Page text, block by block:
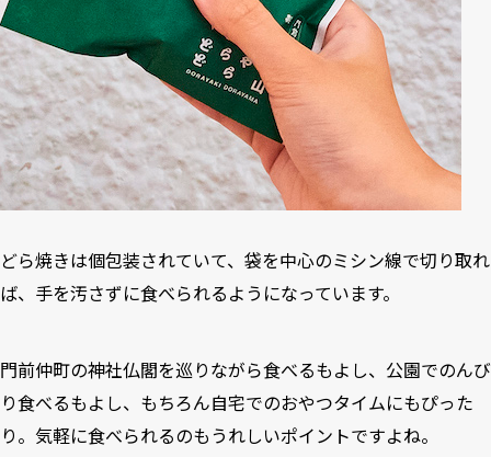
どら焼きは個包装されていて、袋を中心のミシン線で切り取れ
ば、手を汚さずに食べられるようになっています。
門前仲町の神社仏閣を巡りながら食べるもよし、公園でのんび
り食べるもよし、もちろん自宅でのおやつタイムにもぴった
り。気軽に食べられるのもうれしいポイントですよね。